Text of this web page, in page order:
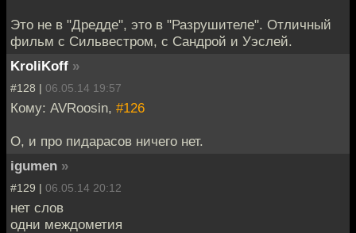
Это не в "Дредде", это в "Разрушителе". Отличный
фильм с Сильвестром, с Сандрой и Уэслей.
KroliKoff »
#128 | 06.05.14 19:57
Кому: AVRoosin, #126
О, и про пидарасов ничего нет.
igumen »
#129 | 06.05.14 20:12
нет слов
одни междометия